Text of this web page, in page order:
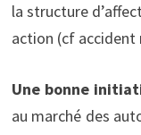
la structure
action (cf accident
Une bonne
au marché des